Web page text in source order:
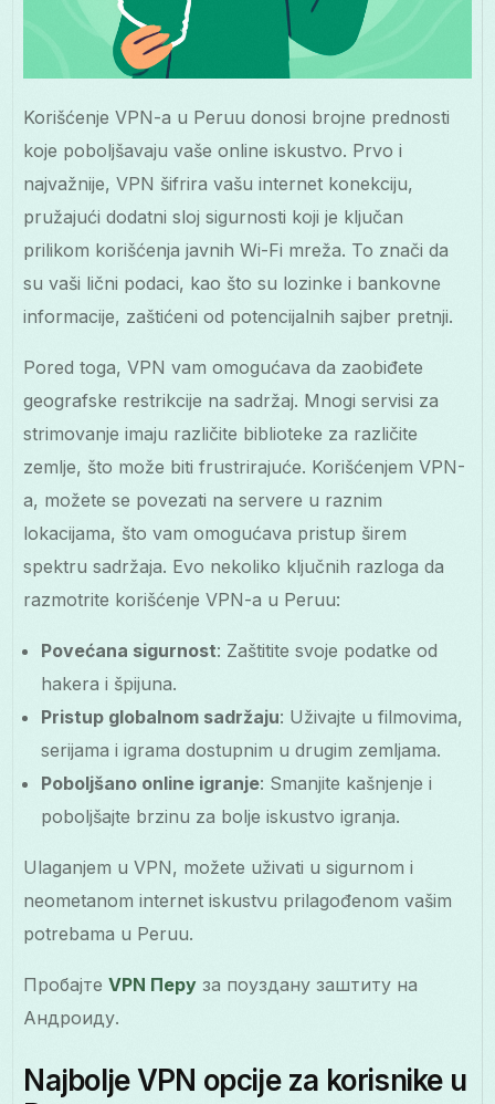
Korišćenje VPN-a u Peruu donosi brojne prednosti
koje poboljšavaju vaše online iskustvo. Prvo i
najvažnije, VPN šifrira vašu internet konekciju,
pružajući dodatni sloj sigurnosti koji je ključan
prilikom korišćenja javnih Wi-Fi mreža. To znači da
su vaši lični podaci, kao što su lozinke i bankovne
informacije, zaštićeni od potencijalnih sajber pretnji.
Pored toga, VPN vam omogućava da zaobiđete
geografske restrikcije na sadržaj. Mnogi servisi za
strimovanje imaju različite biblioteke za različite
zemlje, što može biti frustrirajuće. Korišćenjem VPN-
a, možete se povezati na servere u raznim
lokacijama, što vam omogućava pristup širem
spektru sadržaja. Evo nekoliko ključnih razloga da
razmotrite korišćenje VPN-a u Peruu:
Povećana sigurnost: Zaštitite svoje podatke od
hakera i špijuna.
Pristup globalnom sadržaju: Uživajte u filmovima,
serijama i igrama dostupnim u drugim zemljama.
Poboljšano online igranje: Smanjite kašnjenje i
poboljšajte brzinu za bolje iskustvo igranja.
Ulaganjem u VPN, možete uživati u sigurnom i
neometanom internet iskustvu prilagođenom vašim
potrebama u Peruu.
ПробајтеVPN Перу за поуздану заштиту на
Андроиду.
Najbolje VPN opcije za korisnike u